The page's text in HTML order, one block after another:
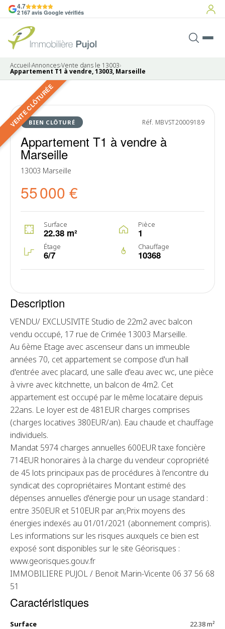
4.7
2 167 avis Google vérifiés
Accueil›Annonces›Vente dans le 13003›
Appartement T1 à vendre, 13003, Marseille
VENTE CLÔTURÉE
BIEN CLÔTURÉ Réf. MBVST20009189
Appartement T1 à vendre à
Marseille
13003 Marseille
55 000 €
Surface
22.38 m²
Pièce
1
Étage
6/7
Chauffage
10368
VENDU
3 photos
Description
VENDU/ EXCLUSIVITE Studio de 22m2 avec balcon
vendu occupé, 17 rue de Crimée 13003 Marseille.
Au 6ème Etage avec ascenseur dans un immeuble
années 70, cet appartement se compose d'un hall
d'entrée avec placard, une salle d'eau avec wc, une pièce
à vivre avec kitchnette, un balcon de 4m2. Cet
appartement est occupé par le même locataire depuis
22ans. Le loyer est de 481EUR charges comprises
(charges locatives 380EUR/an). Eau chaude et chauffage
individuels.
Mandat 5974 charges annuelles 600EUR taxe foncière
714EUR honoraires à la charge du vendeur copropriété
de 45 lots principaux pas de procédures à l'encontre du
syndicat des copropriétaires Montant estimé des
dépenses annuelles d'énergie pour un usage standard :
entre 350EUR et 510EUR par an;Prix moyens des
énergies indexés au 01/01/2021 (abonnement compris).
Les informations sur les risques auxquels ce bien est
exposé sont disponibles sur le site Géorisques :
www.georisques.gouv.fr
IMMOBILIERE PUJOL / Benoit Marin-Vicente 06 37 56 68
51
Caractéristiques
Surface 22.38 m²